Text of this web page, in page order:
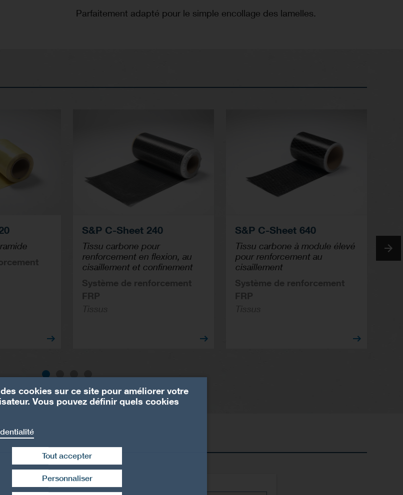
Parfaitement adapté pour le simple encollage des lamelles.
S&P C-Sheet 240
Tissu carbone pour
renforcement en flexion, au
cisaillement et confinement
Système de renforcement
FRP
Tissus
S&P C-Sheet 640
Tissu carbone à module élevé
pour renforcement au
cisaillement
Système de renforcement
FRP
Tissus
Tissu
cookies sur ce site pour améliorer votre
Vous pouvez définir quels cookies
Tout accepter
Retirer le consentement
Personnaliser